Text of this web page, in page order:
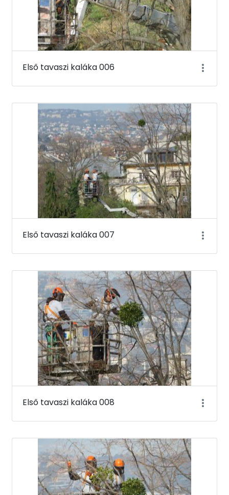
Első tavaszi kaláka 006
Első tavaszi kaláka 007
Első tavaszi kaláka 008